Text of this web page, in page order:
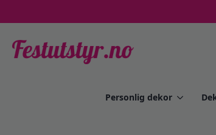
Personlig dekor